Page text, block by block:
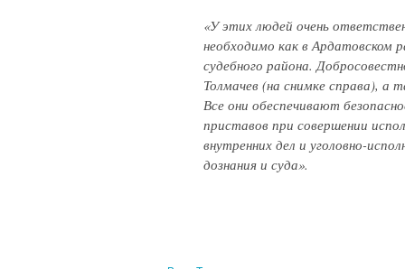
«У этих людей очень
необходимо как в Ардатовском
судебного района.
Толмачев (на снимке справа),
Все они обеспечивают
приставов при совершении
внутренних дел и уголовно-
дознания и суда».